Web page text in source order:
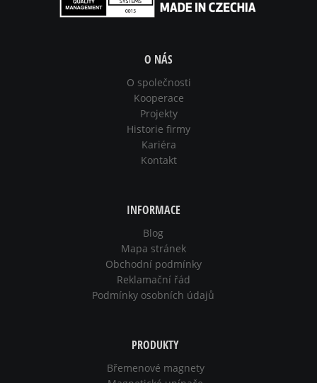
O NÁS
O společnosti
Kooperace
Projekty
Historie firmy
Kariéra
Kontakt
INFORMACE
Blog
Mapa stránek
Obchodní podmínky
Reklamační řád
Podmínky osobních údajů
PRODUKTY
Břemenové magnety